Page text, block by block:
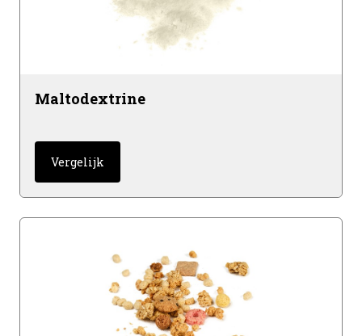
Maltodextrine
Vergelijk